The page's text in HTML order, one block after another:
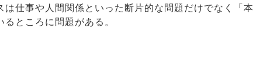
仕事や人間関係といった断片的な問題だけでなく「本
ところに問題がある。